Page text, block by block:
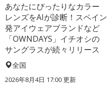
あなたにぴったりなカラー
レンズをAIが診断！スペイン
発アイウェアブランドなど
「OWNDAYS」イチオシの
サングラスが続々リリース
全国
2026年8月4日 17:00更新